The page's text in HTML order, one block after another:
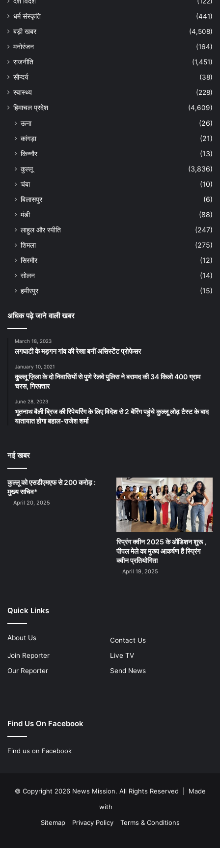
धर्म संस्कृति
(441)
बड़ी खबर
(4,508)
मनोरंजन
(164)
राजनीति
(1,451)
सौन्दर्य
(38)
स्वास्थ्य
(228)
हिमाचल प्रदेश
(4,609)
ऊना
(26)
कांगड़ा
(21)
किन्नौर
(13)
कुल्लू
(3,836)
चंबा
(10)
बिलासपुर
(6)
मंडी
(88)
लाहुल और स्पीति
(247)
शिमला
(275)
सिरमौर
(12)
सोलन
(14)
हमीरपुर
(15)
अधिक पढ़े जाने वाली खबर
March 18, 2023
लगघाटी के मड़गन गांव की रेखा बनीं असिस्टेंट प्रोफेसर
January 10, 2021
कुल्लू ज़िला के दो निवासियों से पुणे रेलवे पुलिस ने बरामद की 34 किलो 400 ग्राम
चरस, गिरफ़्तार
June 28, 2023
भूतनाथ बैली ब्रिज की रिपेयरिंग के लिए विदेश से 2 बैरिंग पहुंचे कुल्लू लोढ़ टैस्ट के बाद
यातायात होगा बहाल-राजेश शर्मा
नई खबर
कुल्लू को एसडीएमएफ से 200 करोड़ :
मुख्य सचिव*
April 20, 2025
स्प्रिंग क्वीन 2025 के ऑडिशन शुरू ,
पीपल मेले का मुख्य आकर्षण है स्प्रिंग
क्वीन प्रतियोगिता
April 19, 2025
Quick Links
About Us
Contact Us
Join Reporter
Live TV
Our Reporter
Send News
Find Us On Facebook
Find us on Facebook
© Copyright 2026 News Mission. All Rights Reserved | Made
with
Sitemap
Privacy Policy Terms & Conditions